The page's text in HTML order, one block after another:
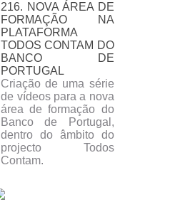
216. NOVA ÁREA DE
FORMAÇÃO NA
PLATAFORMA
TODOS CONTAM DO
BANCO DE
PORTUGAL
Criação de uma série
de vídeos para a nova
área de formação do
Banco de Portugal,
dentro do âmbito do
projecto Todos
Contam.